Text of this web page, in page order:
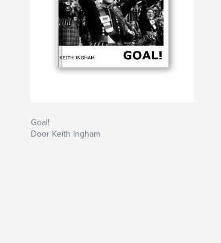
Goal!
Door Keith Ingham